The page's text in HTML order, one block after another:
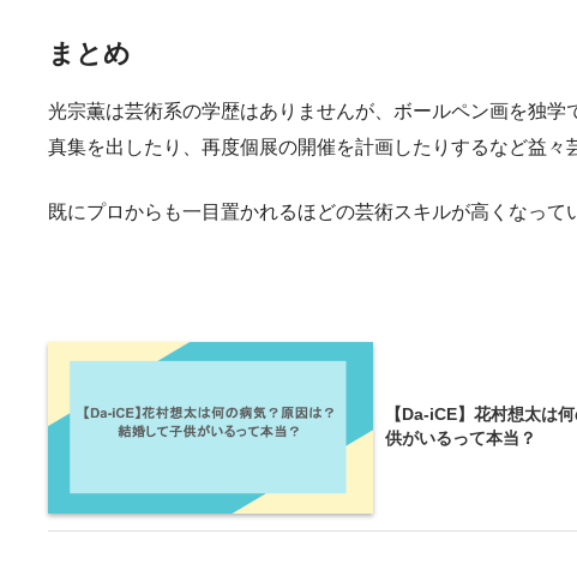
まとめ
光宗薫は芸術系の学歴はありませんが、ボールペン画を独
真集を出したり、再度個展の開催を計画したりするなど益々
既にプロからも一目置かれるほどの芸術スキルが高くなっ
【Da-iCE】花村想太は
供がいるって本当？